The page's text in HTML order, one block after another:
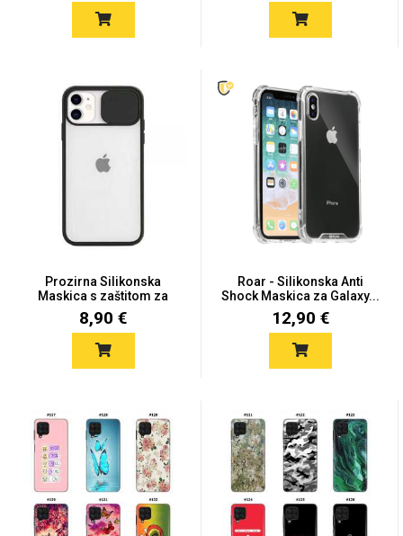
Prozirna Silikonska
Maskica s zaštitom za
kame...
8,90 €
Roar - Silikonska Anti
Shock Maskica za Galaxy...
12,90 €
Za njega
Svijet životinja Auto - Moto motivi
Mandale / Cvjetni
motivi
Citati & Stihovi
MarbleMania